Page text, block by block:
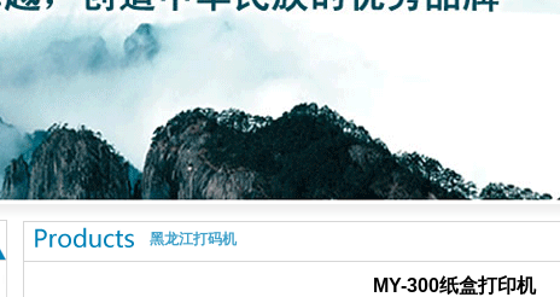
黑龙江打码机
MY-300纸盒打印机